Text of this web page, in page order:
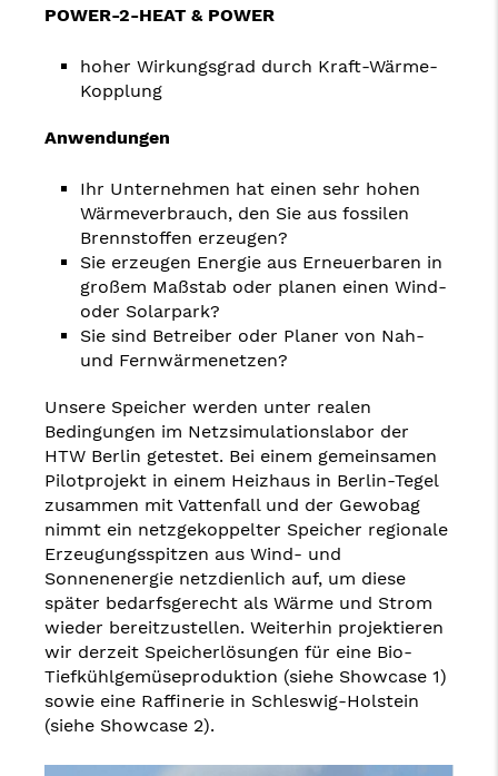
POWER-2-HEAT & POWER
hoher Wirkungsgrad durch Kraft-Wärme-
Kopplung
Anwendungen
Ihr Unternehmen hat einen sehr hohen
Wärmeverbrauch, den Sie aus fossilen
Brennstoffen erzeugen?
Sie erzeugen Energie aus Erneuerbaren in
großem Maßstab oder planen einen Wind-
oder Solarpark?
Sie sind Betreiber oder Planer von Nah-
und Fernwärmenetzen?
Unsere Speicher werden unter realen
Bedingungen im Netzsimulationslabor der
HTW Berlin getestet. Bei einem gemeinsamen
Pilotprojekt in einem Heizhaus in Berlin-Tegel
zusammen mit Vattenfall und der Gewobag
nimmt ein netzgekoppelter Speicher regionale
Erzeugungsspitzen aus Wind- und
Sonnenenergie netzdienlich auf, um diese
später bedarfsgerecht als Wärme und Strom
wieder bereitzustellen. Weiterhin projektieren
wir derzeit Speicherlösungen für eine Bio-
Tiefkühlgemüseproduktion (siehe Showcase 1)
sowie eine Raffinerie in Schleswig-Holstein
(siehe Showcase 2).